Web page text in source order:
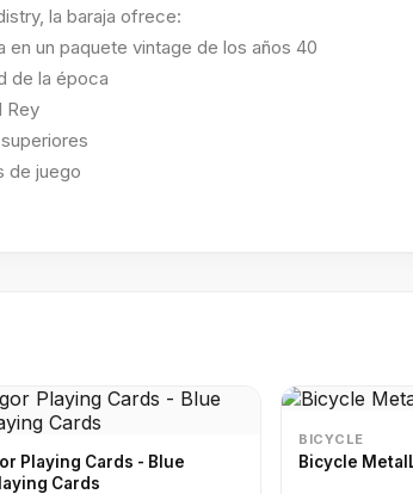
la baraja ofrece:
en un paquete vintage de los años 40
de la época
Rey
de juego
Playing Cards - Blue
Cards
BICYCLE
Bicycle